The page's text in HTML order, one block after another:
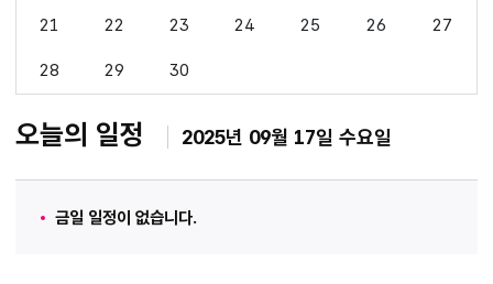
21 22 23 24 25 26 27
28 29 30
오늘의 일정 2025년 09월 17일 수요일
금일 일정이 없습니다.